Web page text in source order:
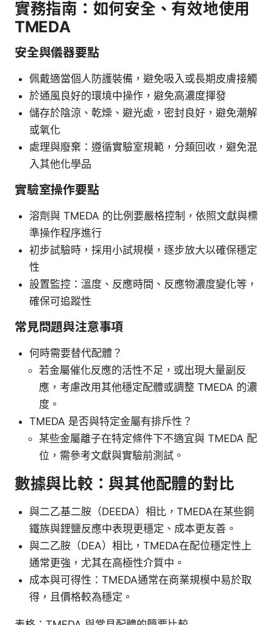
實務指南：如何安全、有效地使用
TMEDA
安全與儀器要點
佩戴適當個人防護裝備，避免吸入或長期皮膚接觸
於通風良好的環境中操作，避免高濃度揮發
儲存於陰涼、乾燥、避光處，密封良好，避免潮解
或氧化
處理與廢棄：遵循實驗室規範，分類回收，避免混
入其他化學品
實驗室操作要點
溶劑與 TMEDA 的比例要嚴格控制，依照文獻與標
準操作程序進行
初步試驗時，採用小試規模，逐步放大以確保穩定
性
設置監控：溫度、反應時間、反應物濃度變化等，
確保可追蹤性
常見問題與注意事項
何時需要替代配體？
若金屬催化反應的活性不足，或出現大量副反
應，考慮改用其他穩定配體或調整 TMEDA 的濃
度。
TMEDA 是否與特定金屬有排斥性？
某些金屬離子在特定條件下不適宜與 TMEDA 配
位，需參考文獻與實驗前測試。
數據與比較：與其他配體的對比
與二乙基二胺（DEEDA）相比，TMEDA在某些鋼
鐵族與鋰鹽反應中表現更穩定、成本更友善。
與二乙胺（DEA）相比，TMEDA在配位穩定性上
通常更強，尤其在高極性介質中。
成本與可得性：TMEDA通常在商業規模中易於取
得，且價格較為穩定。